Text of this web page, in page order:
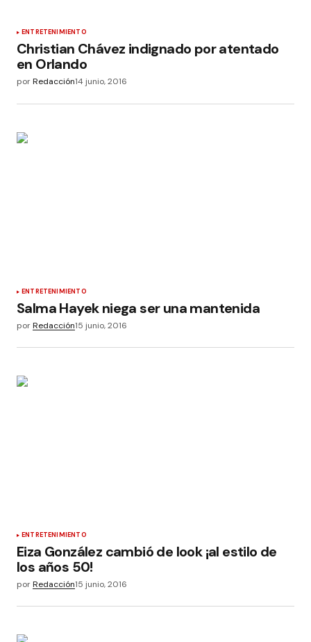
ENTRETENIMIENTO
Christian Chávez indignado por atentado
en Orlando
porRedacción14 junio, 2016
ENTRETENIMIENTO
Salma Hayek niega ser una mantenida
porRedacción15 junio, 2016
ENTRETENIMIENTO
Eiza González cambió de look ¡al estilo de
los años 50!
porRedacción15 junio, 2016